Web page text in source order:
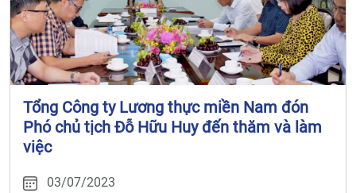
Tổng Công ty Lương thực miền Nam đón
Phó chủ tịch Đỗ Hữu Huy đến thăm và làm
việc
03/07/2023